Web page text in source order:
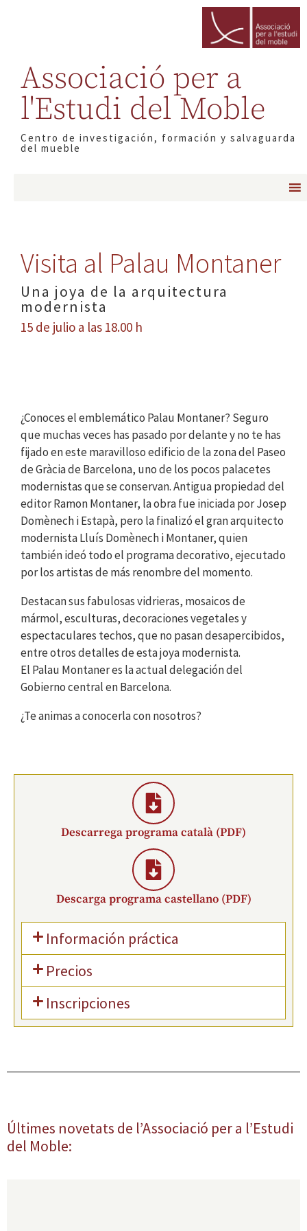
Associació per a
l'Estudi del Moble
Centro de investigación, formación y salvaguarda
del mueble
Visita al Palau Montaner
Una joya de la arquitectura
modernista
15 de julio a las 18.00 h
¿Conoces el emblemático Palau Montaner? Seguro
que muchas veces has pasado por delante y no te has
fijado en este maravilloso edificio de la zona del Paseo
de Gràcia de Barcelona, uno de los pocos palacetes
modernistas que se conservan. Antigua propiedad del
editor Ramon Montaner, la obra fue iniciada por Josep
Domènech i Estapà, pero la finalizó el gran arquitecto
modernista Lluís Domènech i Montaner, quien
también ideó todo el programa decorativo, ejecutado
por los artistas de más renombre del momento.
Destacan sus fabulosas vidrieras, mosaicos de
mármol, esculturas, decoraciones vegetales y
espectaculares techos, que no pasan desapercibidos,
entre otros detalles de esta joya modernista.
El Palau Montaner es la actual delegación del
Gobierno central en Barcelona.
¿Te animas a conocerla con nosotros?
Descarrega programa català (PDF)
Descarga programa castellano (PDF)
Información práctica
Precios
Inscripciones
Últimes novetats de l’Associació per a l’Estudi
del Moble: